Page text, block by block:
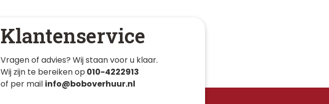
Klantenservice
Vragen of advies? Wij staan voor u klaar.
Wij zijn te bereiken op 010-4222913
of per mail info@boboverhuur.nl